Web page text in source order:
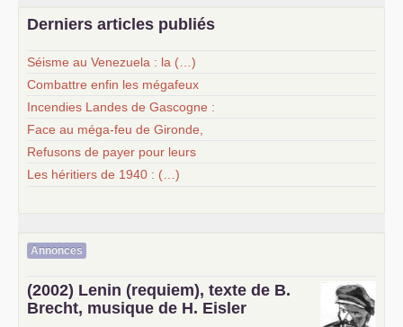
Derniers articles publiés
Séisme au Venezuela : la (…)
Combattre enfin les mégafeux
Incendies Landes de Gascogne :
Face au méga-feu de Gironde,
Refusons de payer pour leurs
Les héritiers de 1940 : (…)
Annonces
(2002) Lenin (requiem), texte de B.
Brecht, musique de H. Eisler